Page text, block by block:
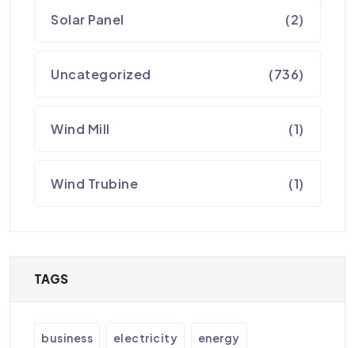
Solar Panel (2)
Uncategorized (736)
Wind Mill (1)
Wind Trubine (1)
TAGS
business electricity energy